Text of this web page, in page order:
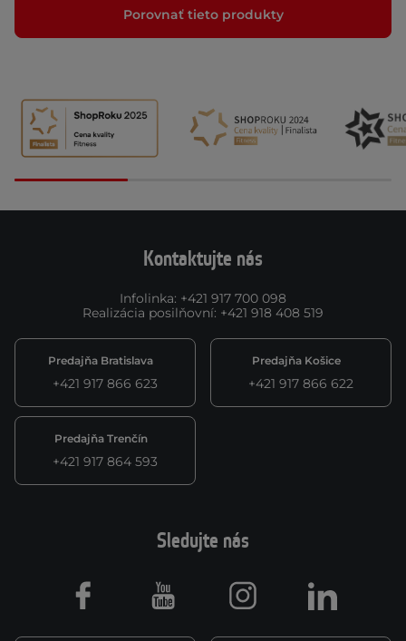
Porovnať tieto produkty
Kontaktujte nás
Infolinka: +421 917 700 098
Realizácia posilňovní: +421 918 408 519
Predajňa Bratislava
+421 917 866 623
Predajňa Košice
+421 917 866 622
Predajňa Trenčín
+421 917 864 593
Sledujte nás
Facebook Youtube Instagram LinkedIn